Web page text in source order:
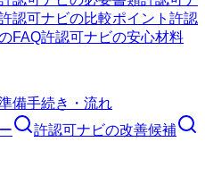
認可ナビの比較ポイント 許認
FAQ許認可ナビの安心材料
備手続き・流れ
許認可ナビの改善候補